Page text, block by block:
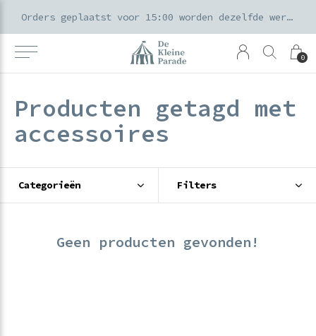
0
Orders geplaatst voor 15:00 worden dezelfde werkdag verzonden
Producten getagd met
accessoires
Categorieën Filters
Geen producten gevonden!